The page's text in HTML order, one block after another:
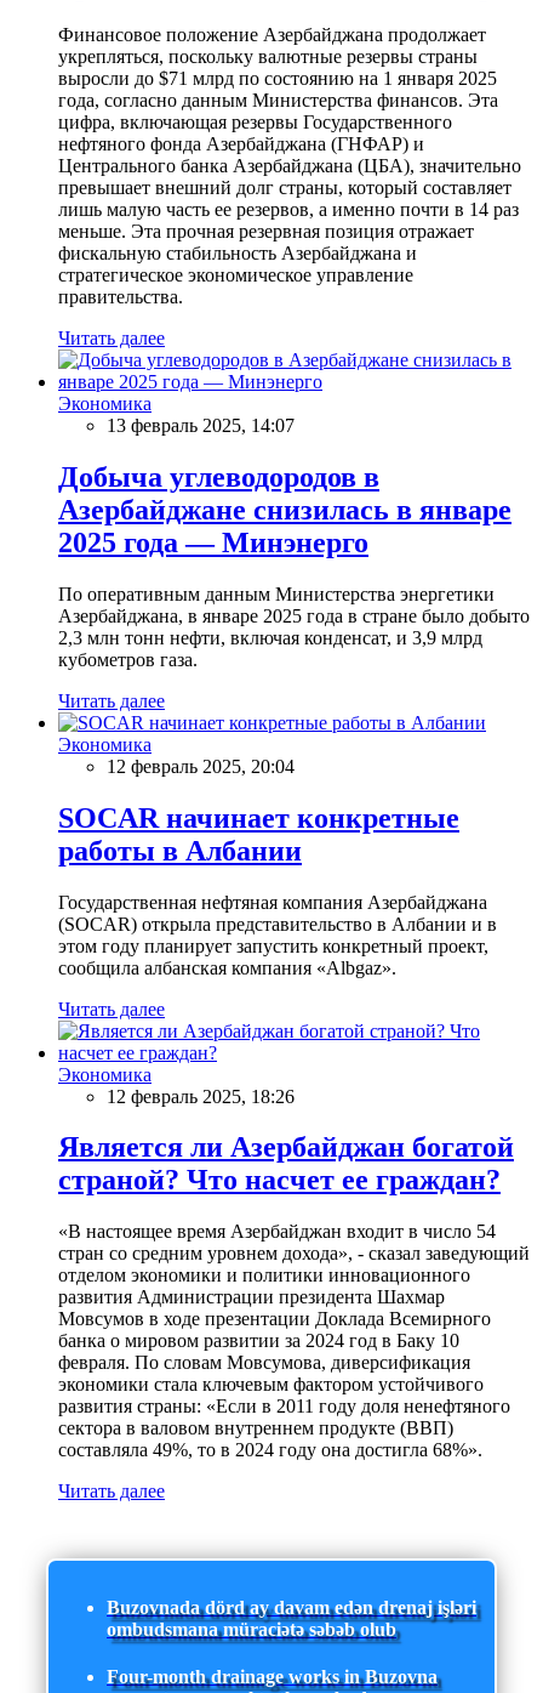
Финансовое положение Азербайджана продолжает
укрепляться, поскольку валютные резервы страны
выросли до $71 млрд по состоянию на 1 января 2025
года, согласно данным Министерства финансов. Эта
цифра, включающая резервы Государственного
нефтяного фонда Азербайджана (ГНФАР) и
Центрального банка Азербайджана (ЦБА), значительно
превышает внешний долг страны, который составляет
лишь малую часть ее резервов, а именно почти в 14 раз
меньше. Эта прочная резервная позиция отражает
фискальную стабильность Азербайджана и
стратегическое экономическое управление
правительства.
Читать далее
Экономика
13 февраль 2025, 14:07
Добыча углеводородов в
Азербайджане снизилась в январе
2025 года — Минэнерго
По оперативным данным Министерства энергетики
Азербайджана, в январе 2025 года в стране было добыто
2,3 млн тонн нефти, включая конденсат, и 3,9 млрд
кубометров газа.
Читать далее
Экономика
12 февраль 2025, 20:04
SOCAR начинает конкретные
работы в Албании
Государственная нефтяная компания Азербайджана
(SOCAR) открыла представительство в Албании и в
этом году планирует запустить конкретный проект,
сообщила албанская компания «Albgaz».
Читать далее
Экономика
12 февраль 2025, 18:26
Является ли Азербайджан богатой
страной? Что насчет ее граждан?
«В настоящее время Азербайджан входит в число 54
стран со средним уровнем дохода», - сказал заведующий
отделом экономики и политики инновационного
развития Администрации президента Шахмар
Мовсумов в ходе презентации Доклада Всемирного
банка о мировом развитии за 2024 год в Баку 10
февраля. По словам Мовсумова, диверсификация
экономики стала ключевым фактором устойчивого
развития страны: «Если в 2011 году доля ненефтяного
сектора в валовом внутреннем продукте (ВВП)
составляла 49%, то в 2024 году она достигла 68%».
Читать далее
Buzovnada dörd ay davam edən drenaj işləri
ombudsmana müraciətə səbəb olub
Four-month drainage works in Buzovna